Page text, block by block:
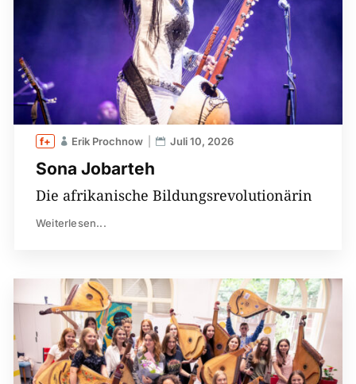
Sona Jobarteh
Erik Prochnow Juli 10, 2026
Die afrikanische Bildungsrevolutionärin
Weiterlesen...